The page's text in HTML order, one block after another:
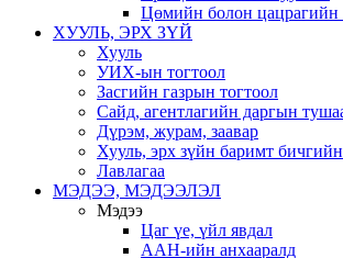
Цөмийн болон цацрагийн
ХУУЛЬ, ЭРХ ЗҮЙ
Хууль
УИХ-ын тогтоол
Засгийн газрын тогтоол
Сайд, агентлагийн даргын
Дүрэм, журам, заавар
Хууль, эрх зүйн баримт
Лавлагаа
МЭДЭЭ, МЭДЭЭЛЭЛ
Мэдээ
Цаг үе, үйл явдал
ААН-ийн анхааралд